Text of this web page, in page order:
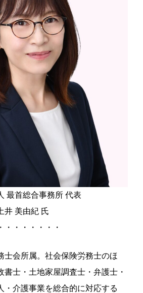
最首総合事務所 代表
美由紀 氏
・・・・・・・
士会所属。社会保険労務士のほ
書士・土地家屋調査士・弁護士・
・介護事業を総合的に対応する